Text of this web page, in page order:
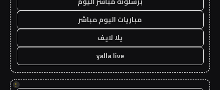
مباريات اليوم مباشر
يلا لايف
yalla live
!